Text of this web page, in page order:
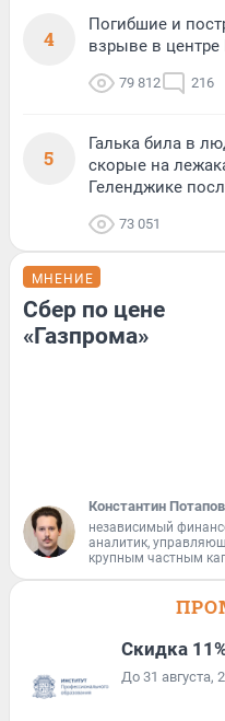
4
Погибшие и
взрыве в
79 812 216
5
Галька била в
скорые на
Геленджике
73 051
МНЕНИЕ
Сбер по цене
«Газпрома»
Константин Потапов
независимый
аналитик,
крупным частным
Скидка
До 31 августа,